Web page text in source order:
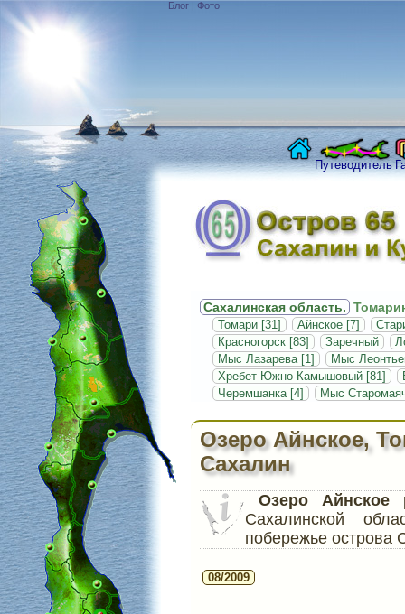
Блог | Фото
Путеводитель
Сахалинская область.
Томари [31] Айнское [7]
Красногорск [83]
Заречный
Мыс Лазарева [1]
Мыс
Хребет Южно-Камышовый [81]
Черемшанка [4]
Мыс
Озеро Айнское,
Сахалин
Озеро Айнское
Сахалинской
побережье острова
08/2009